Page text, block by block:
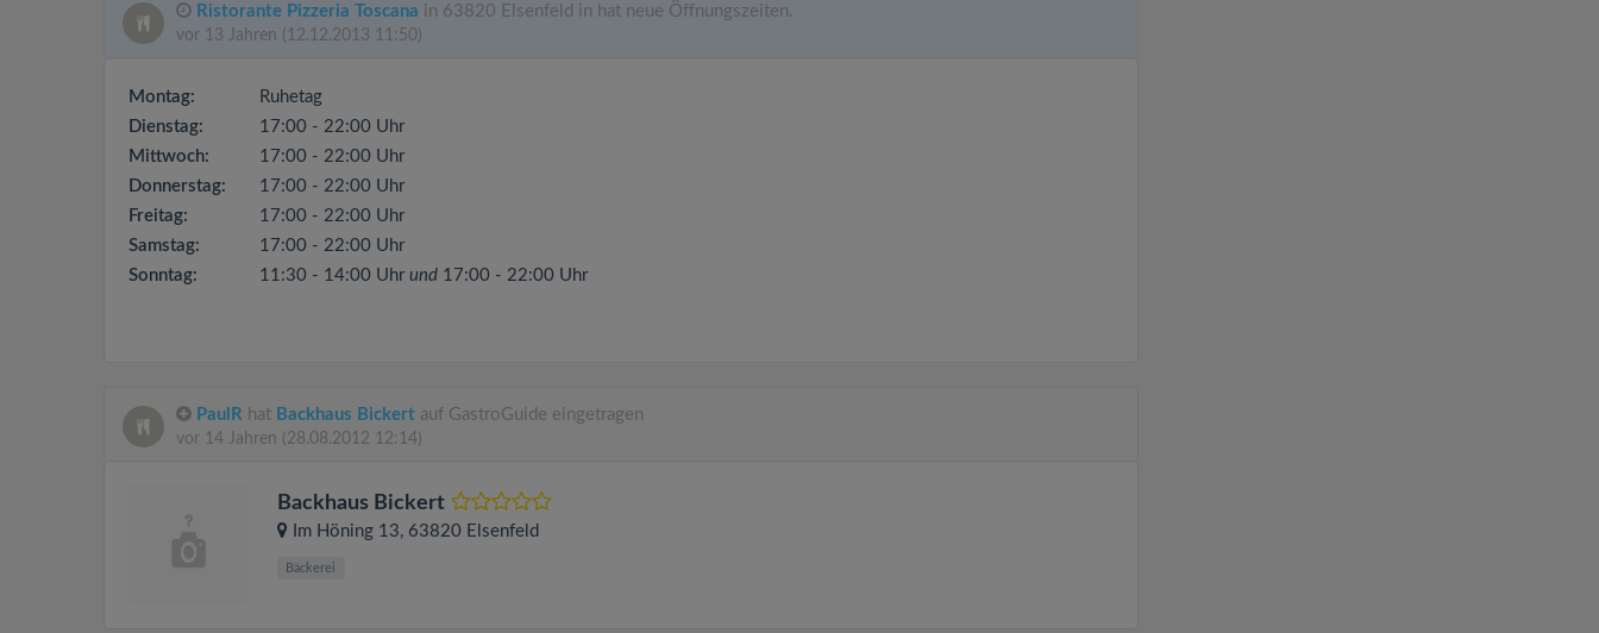
Ristorante Pizzeria Toscana in 63820 Elsenfeld in hat neue Öffnungszeiten.
vor 13 Jahren (12.12.2013 11:50)
Montag:
Ruhetag
Dienstag:
17:00 - 22:00 Uhr
Mittwoch:
17:00 - 22:00 Uhr
Donnerstag:
17:00 - 22:00 Uhr
Freitag:
17:00 - 22:00 Uhr
Samstag:
17:00 - 22:00 Uhr
Sonntag:
11:30 - 14:00 Uhr und 17:00 - 22:00 Uhr
PaulR hat Backhaus Bickert auf GastroGuide eingetragen
vor 14 Jahren (28.08.2012 12:14)
Backhaus Bickert
Im Höning 13, 63820 Elsenfeld
Bäckerei